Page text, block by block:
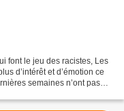
font le jeu des racistes, Les
d’intérêt et d’émotion ce
semaines n’ont pas